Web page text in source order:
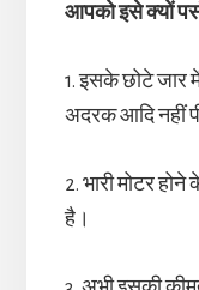
आपको इसे क्यों
1. इसके छोटे जार
अदरक आदि नहीं
2. भारी मोटर
है।